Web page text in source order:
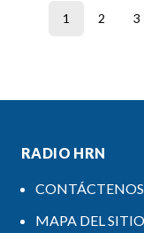
1 2 3
RADIO HRN
CONTÁCTENOS
MAPA DEL SITIO